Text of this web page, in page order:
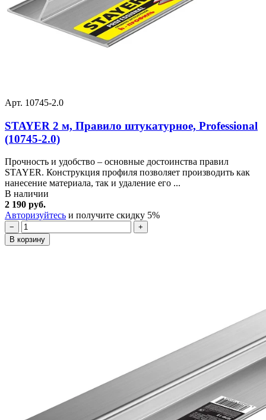
Арт. 10745-2.0
STAYER 2 м, Правило штукатурное, Professional
(10745-2.0)
Прочность и удобство – основные достоинства правил
STAYER. Конструкция профиля позволяет производить как
нанесение материала, так и удаление его ...
В наличии
2 190 руб.
Авторизуйтесь и получите скидку 5%
−
+
В корзину